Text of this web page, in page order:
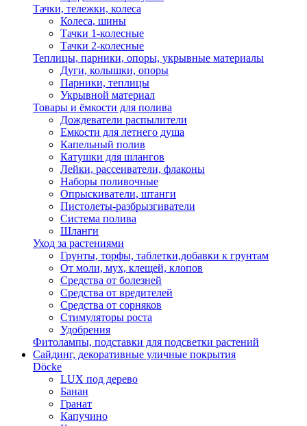
Тачки, тележки, колеса
Колеса, шины
Тачки 1-колесные
Тачки 2-колесные
Теплицы, парники, опоры, укрывные материалы
Дуги, колышки, опоры
Парники, теплицы
Укрывной материал
Товары и ёмкости для полива
Дождеватели распылители
Емкости для летнего душа
Капельный полив
Катушки для шлангов
Лейки, рассеиватели, флаконы
Наборы поливочные
Опрыскиватели, штанги
Пистолеты-разбрызгиватели
Система полива
Шланги
Уход за растениями
Грунты, торфы, таблетки,добавки к грунтам
От моли, мух, клещей, клопов
Средства от болезней
Средства от вредителей
Средства от сорняков
Стимуляторы роста
Удобрения
Фитолампы, подставки для подсветки растений
Сайдинг, декоративные уличные покрытия
Döcke
LUX под дерево
Банан
Гранат
Капучино